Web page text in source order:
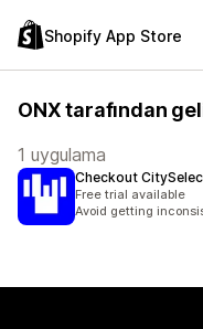
Shopify App Store
ONX tarafından
1 uygulama
Checkout
Free trial available
Avoid getting